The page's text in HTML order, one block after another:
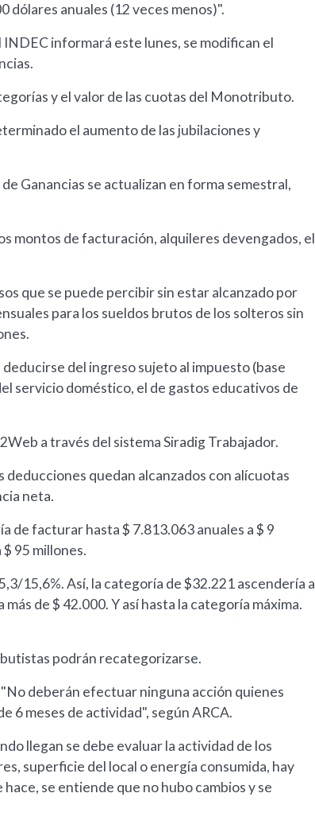
dólares anuales (12 veces menos)".
informará este lunes, se modifican el
y el valor de las cuotas del Monotributo.
el aumento de las jubilaciones y
Ganancias se actualizan en forma semestral,
montos de facturación, alquileres devengados, el
que se puede percibir sin estar alcanzado por
para los sueldos brutos de los solteros sin
del ingreso sujeto al impuesto (base
servicio doméstico, el de gastos educativos de
a través del sistema Siradig Trabajador.
quedan alcanzados con alícuotas
neta.
de facturar hasta $ 7.813.063 anuales a $ 9
95 millones.
15,6%. Así, la categoría de $32.221 ascendería a
de $ 42.000. Y así hasta la categoría máxima.
podrán recategorizarse.
deberán efectuar ninguna acción quienes
6 meses de actividad", según ARCA.
llegan se debe evaluar la actividad de los
superficie del local o energía consumida, hay
se entiende que no hubo cambios y se